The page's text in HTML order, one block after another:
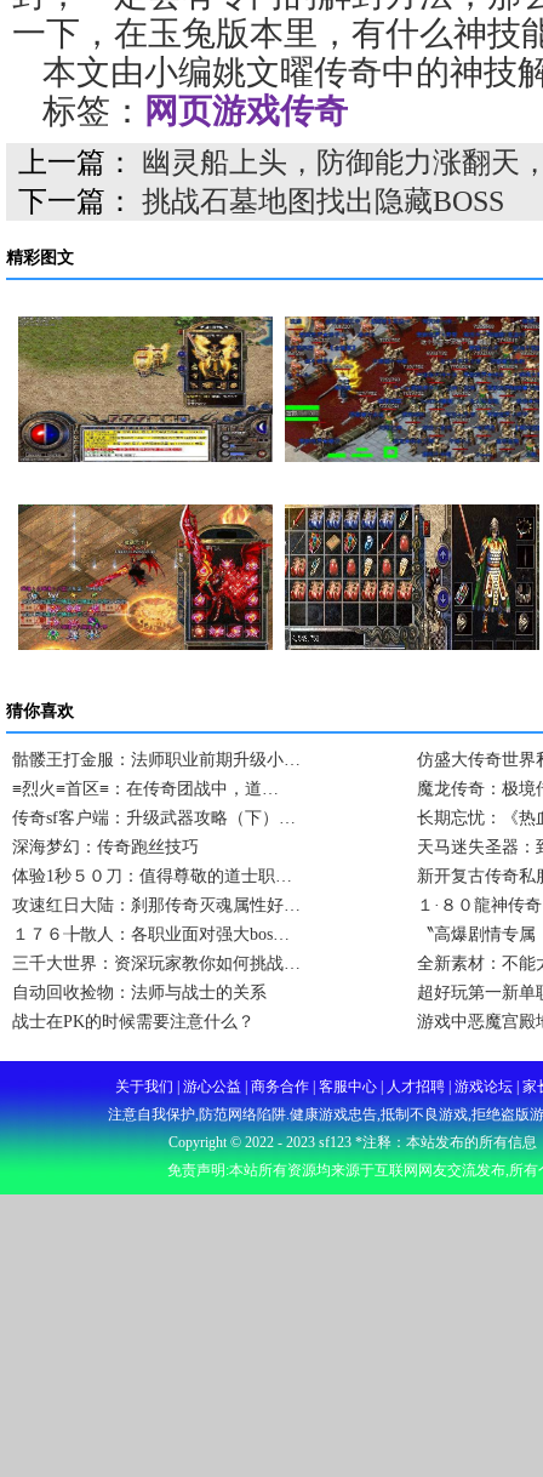
一下，在玉兔版本里，有什么神技
本文由小编姚文曜传奇中的神技
标签： 网页游戏传奇
上一篇： 幽灵船上头，防御能力涨翻天
下一篇： 挑战石墓地图找出隐藏BOSS
精彩图文
在传奇私服里面如何… 法师的感化也就是提…
猜你喜欢
骷髅王打金服：法师职业前期升级小…
仿盛大传奇世
≡烈火≡首区≡：在传奇团战中，道…
魔龙传奇：极
传奇sf客户端：升级武器攻略（下）…
长期忘忧：《
深海梦幻：传奇跑丝技巧
天马迷失圣器
体验1秒５０刀：值得尊敬的道士职…
新开复古传奇
攻速红日大陆：刹那传奇灭魂属性好…
１·８０龍神传
１７６╊散人：各职业面对强大bos…
〝高爆剧情专
三千大世界：资深玩家教你如何挑战…
全新素材：不能
自动回收捡物：法师与战士的关系
超好玩第一新
战士在PK的时候需要注意什么？
游戏中恶魔宫殿
关于我们 | 游心公益 | 商务合作 | 客服中心 | 人才招聘 | 游戏论坛 |
注意自我保护,防范网络陷阱.健康游戏忠告,抵制不良游戏,拒绝盗版
Copyright © 2022 - 2023sf123*注释：本站发布的所有信息
免责声明:本站所有资源均来源于互联网网友交流发布,所